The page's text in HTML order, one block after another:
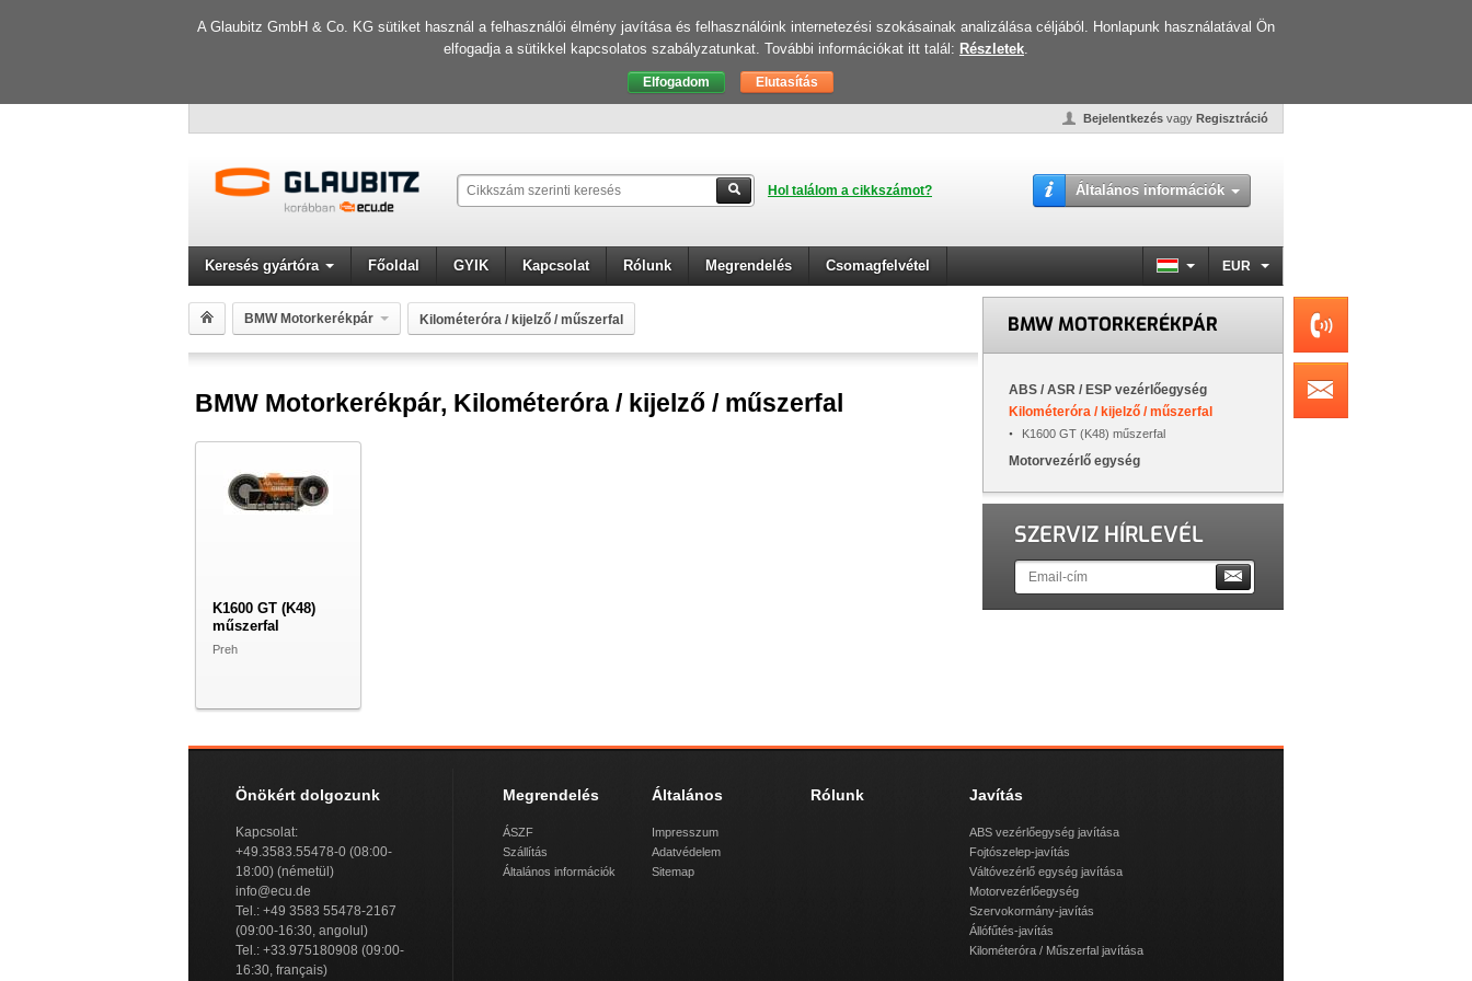
A Glaubitz GmbH & Co. KG sütiket használ a felhasználói élmény javítása és felhasználóink internetezési szokásainak analizálása céljából. Honlapunk használatával Ön
elfogadja a sütikkel kapcsolatos szabályzatunkat. További információkat itt talál: Részletek.
Bejelentkezés vagy Regisztráció
Hol találom a cikkszámot? Általános információk
Keresés gyártóra Főoldal GYIK Kapcsolat Rólunk Megrendelés Csomagfelvétel EUR
BMW Motorkerékpár Kilométeróra / kijelző / műszerfal
BMW Motorkerékpár, Kilométeróra / kijelző / műszerfal
K1600 GT (K48)
műszerfal
Preh
BMW MOTORKERÉKPÁR
ABS / ASR / ESP vezérlőegység
Kilométeróra / kijelző / műszerfal
K1600 GT (K48) műszerfal
Motorvezérlő egység
SZERVIZ HÍRLEVÉL
Önökért dolgozunk
Kapcsolat:
+49.3583.55478-0 (08:00-
18:00) (németül)
info@ecu.de
Tel.: +49 3583 55478-2167
(09:00-16:30, angolul)
Tel.: +33.975180908 (09:00-
16:30, français)
Megrendelés
ÁSZF
Szállítás
Általános információk
Általános
Impresszum
Adatvédelem
Sitemap
Rólunk Javítás
ABS vezérlőegység javítása
Fojtószelep-javítás
Váltóvezérlő egység javítása
Motorvezérlőegység
Szervokormány-javítás
Állófűtés-javítás
Kilométeróra / Műszerfal javítása